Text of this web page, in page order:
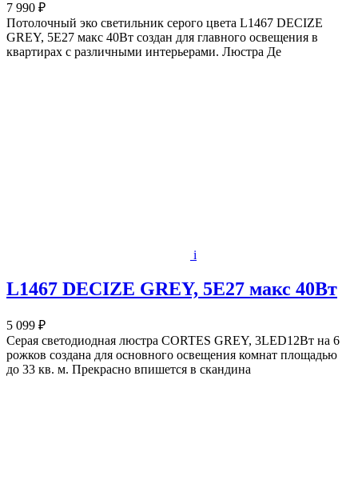
7 990 ₽
Потолочный эко светильник серого цвета L1467 DECIZE
GREY, 5Е27 макс 40Вт создан для главного освещения в
квартирах с различными интерьерами. Люстра Де
i
L1467 DECIZE GREY, 5Е27 макс 40Вт
5 099 ₽
Серая светодиодная люстра CORTES GREY, 3LED12Вт на 6
рожков создана для основного освещения комнат площадью
до 33 кв. м. Прекрасно впишется в скандина